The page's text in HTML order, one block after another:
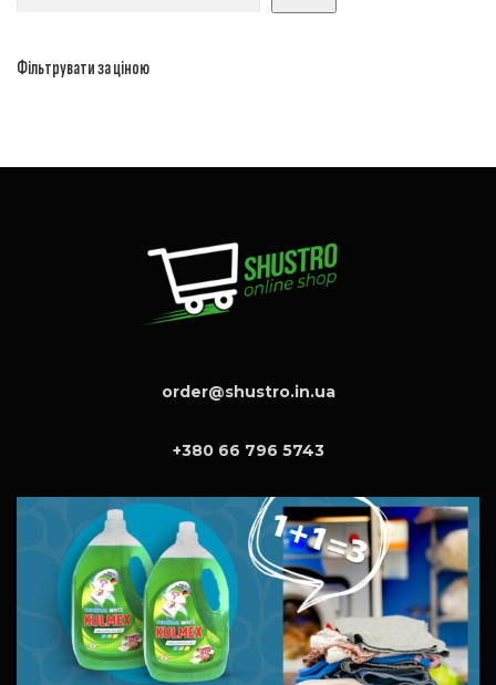
Фільтрувати за ціною
order@shustro.in.ua
+380 66 796 5743